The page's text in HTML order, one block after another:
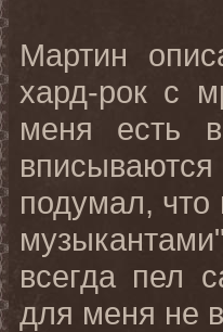
Мартин
хард-рок с
меня есть
подумал, что
всегда пел
для меня не